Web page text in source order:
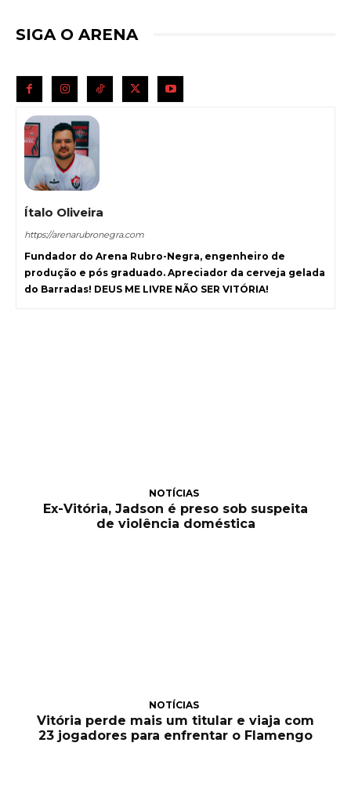
SIGA O ARENA
Ítalo Oliveira
https://arenarubronegra.com
Fundador do Arena Rubro-Negra, engenheiro de
produção e pós graduado. Apreciador da cerveja gelada
do Barradas! DEUS ME LIVRE NÃO SER VITÓRIA!
NOTÍCIAS
Ex-Vitória, Jadson é preso sob suspeita
de violência doméstica
NOTÍCIAS
Vitória perde mais um titular e viaja com
23 jogadores para enfrentar o Flamengo